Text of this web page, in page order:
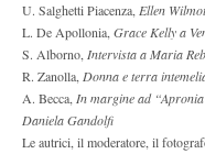
U. Salghetti Piacenza,Ellen
L. De Apollonia,Grace Kelly a
S. Alborno,Intervista a Maria
R. Zanolla,Donna e terra
A. Becca,In margine ad
Daniela Gandolfi
Le autrici, il moderatore, il